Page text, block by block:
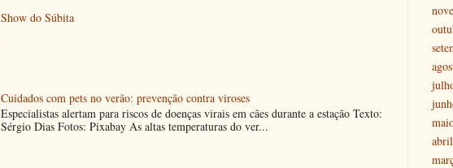
Show do Súbita
Cuidados com pets no verão: prevenção contra viroses
Especialistas alertam para riscos de doenças virais em cães durante a estação Texto:
Sérgio Dias Fotos: Pixabay As altas temperaturas do ver...